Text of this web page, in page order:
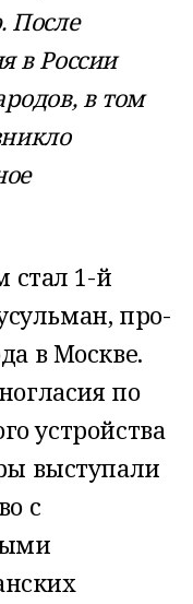
После
в России
в том
1-й
про­
в Москве.
по
устройства
выступали
с